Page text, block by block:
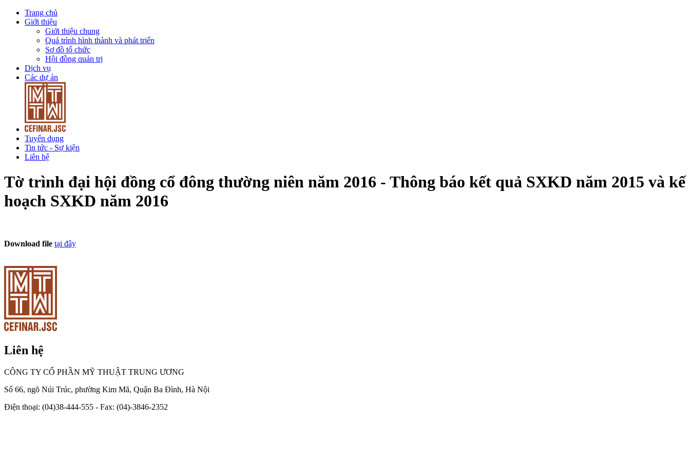
Trang chủ
Giới thiệu
Giới thiệu chung
Quá trình hình thành và phát triển
Sơ đồ tổ chức
Hội đồng quản trị
Dịch vụ
Các dự án
Tuyển dụng
Tin tức - Sự kiện
Liên hệ
Tờ trình đại hội đồng cổ đông thường niên năm 2016 - Thông báo kết quả SXKD năm 2015 và kế
hoạch SXKD năm 2016
Download file tại đây
Liên hệ
CÔNG TY CỔ PHẦN MỸ THUẬT TRUNG ƯƠNG
Số 66, ngõ Núi Trúc, phường Kim Mã, Quận Ba Đình, Hà Nội
Điện thoại: (04)38-444-555 - Fax: (04)-3846-2352